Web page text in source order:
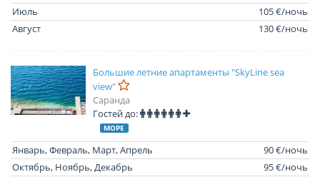
Июль
105 €/ночь
Август
130 €/ночь
Большие летние апартаменты "SkyLine sea
view"
Саранда
Гостей до:
МОРЕ
Январь, Февраль, Март, Апрель
90 €/ночь
Октябрь, Ноябрь, Декабрь
95 €/ночь